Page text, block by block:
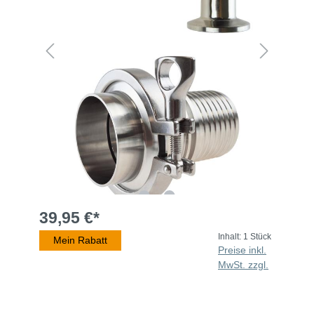
39,95 €*
Mein Rabatt Inhalt: 1 Stück
Preise inkl.
MwSt. zzgl.